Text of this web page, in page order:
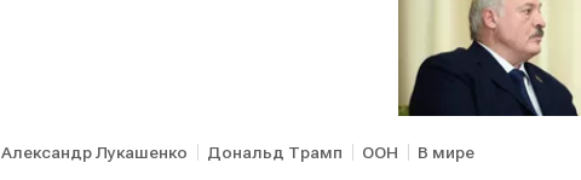
Александр Лукашенко Дональд Трамп ООН В мире